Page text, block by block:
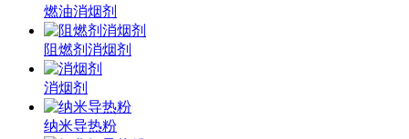
燃油消烟剂
阻燃剂消烟剂
消烟剂
纳米导热粉